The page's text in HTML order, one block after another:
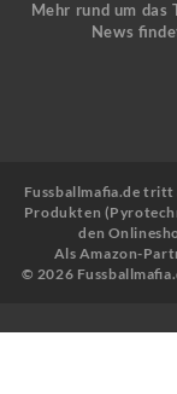
Mehr rund um das
News
Fussballmafia.de tritt
Produkten
den
Als Amazon-
© 2026